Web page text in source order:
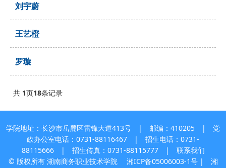
刘宇蔚
王艺橙
罗璇
共 1页18条记录
学院地址：长沙市岳麓区雷锋大道413号 | 邮编：410205 | 党
政办公室电话：0731-88116467 | 招生电话：0731-
88115666 | 招生传真：0731-88115777 | 联系我们
© 版权所有 湖南商务职业技术学院
湘ICP备05006003-1号 | 湘